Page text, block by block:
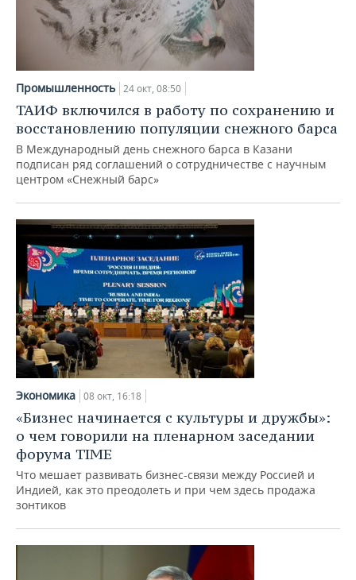
Промышленность 24 окт, 08:50
ТАИФ включился в работу по сохранению и
восстановлению популяции снежного барса
В Международный день снежного барса в Казани
подписан ряд соглашений о сотрудничестве с научным
центром «Снежный барс»
Экономика 08 окт, 16:18
«Бизнес начинается с культуры и дружбы»:
о чем говорили на пленарном заседании
форума TIME
Что мешает развивать бизнес-связи между Россией и
Индией, как это преодолеть и при чем здесь продажа
зонтиков